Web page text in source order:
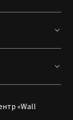
«Wall